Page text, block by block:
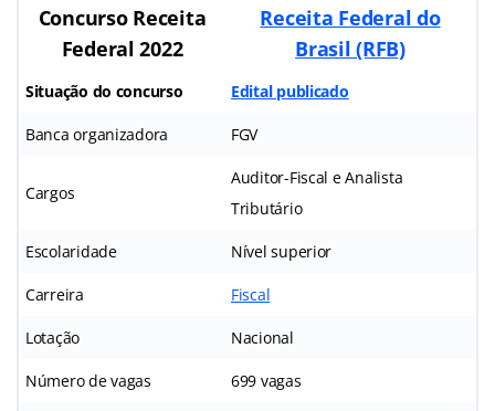
Concurso Receita
Federal 2022
Receita Federal do
Brasil (RFB)
Situação do concurso Edital publicado
Banca organizadora FGV
Cargos
Auditor-Fiscal e Analista
Tributário
Escolaridade Nível superior
Carreira Fiscal
Lotação Nacional
Número de vagas 699 vagas